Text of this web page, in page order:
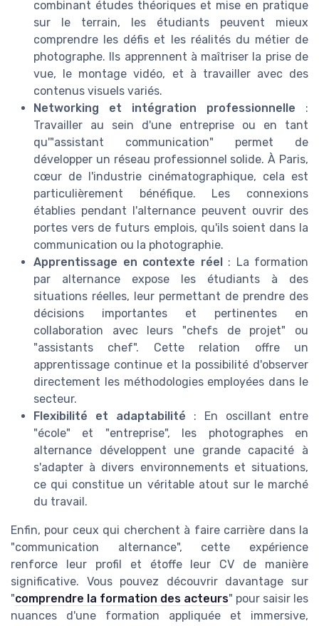
combinant études théoriques et mise en pratique
sur le terrain, les étudiants peuvent mieux
comprendre les défis et les réalités du métier de
photographe. Ils apprennent à maîtriser la prise de
vue, le montage vidéo, et à travailler avec des
contenus visuels variés.
Networking et intégration professionnelle :
Travailler au sein d'une entreprise ou en tant
qu'"assistant communication" permet de
développer un réseau professionnel solide. À Paris,
cœur de l'industrie cinématographique, cela est
particulièrement bénéfique. Les connexions
établies pendant l'alternance peuvent ouvrir des
portes vers de futurs emplois, qu'ils soient dans la
communication ou la photographie.
Apprentissage en contexte réel: La formation
par alternance expose les étudiants à des
situations réelles, leur permettant de prendre des
décisions importantes et pertinentes en
collaboration avec leurs "chefs de projet" ou
"assistants chef". Cette relation offre un
apprentissage continue et la possibilité d'observer
directement les méthodologies employées dans le
secteur.
Flexibilité et adaptabilité : En oscillant entre
"école" et "entreprise", les photographes en
alternance développent une grande capacité à
s'adapter à divers environnements et situations,
ce qui constitue un véritable atout sur le marché
du travail.
Enfin, pour ceux qui cherchent à faire carrière dans la
"communication alternance", cette expérience
renforce leur profil et étoffe leur CV de manière
significative. Vous pouvez découvrir davantage sur
"comprendre la formation des acteurs" pour saisir les
nuances d'une formation appliquée et immersive,